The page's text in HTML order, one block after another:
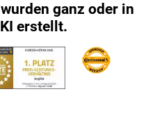
ganz oder in
erstellt.